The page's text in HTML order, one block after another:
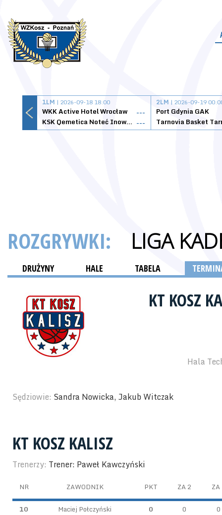
1LM | 2026-09-18 18:00
WKK Active Hotel Wrocław
---
KSK Qemetica Noteć Inowrocław ---
2LM | 2026-09-19
Port Gdynia GAK
ROZGRYWKI: LIGA
DRUŻYNY HALE TABELA
KT KOSZ
Hala
Sędziowie: Sandra Nowicka, Jakub Witczak
KT KOSZ KALISZ
Trenerzy: Trener: Paweł Kawczyński
NR ZAWODNIK PKT ZA 2 ZA
10 Maciej Połczyński 0 0
0